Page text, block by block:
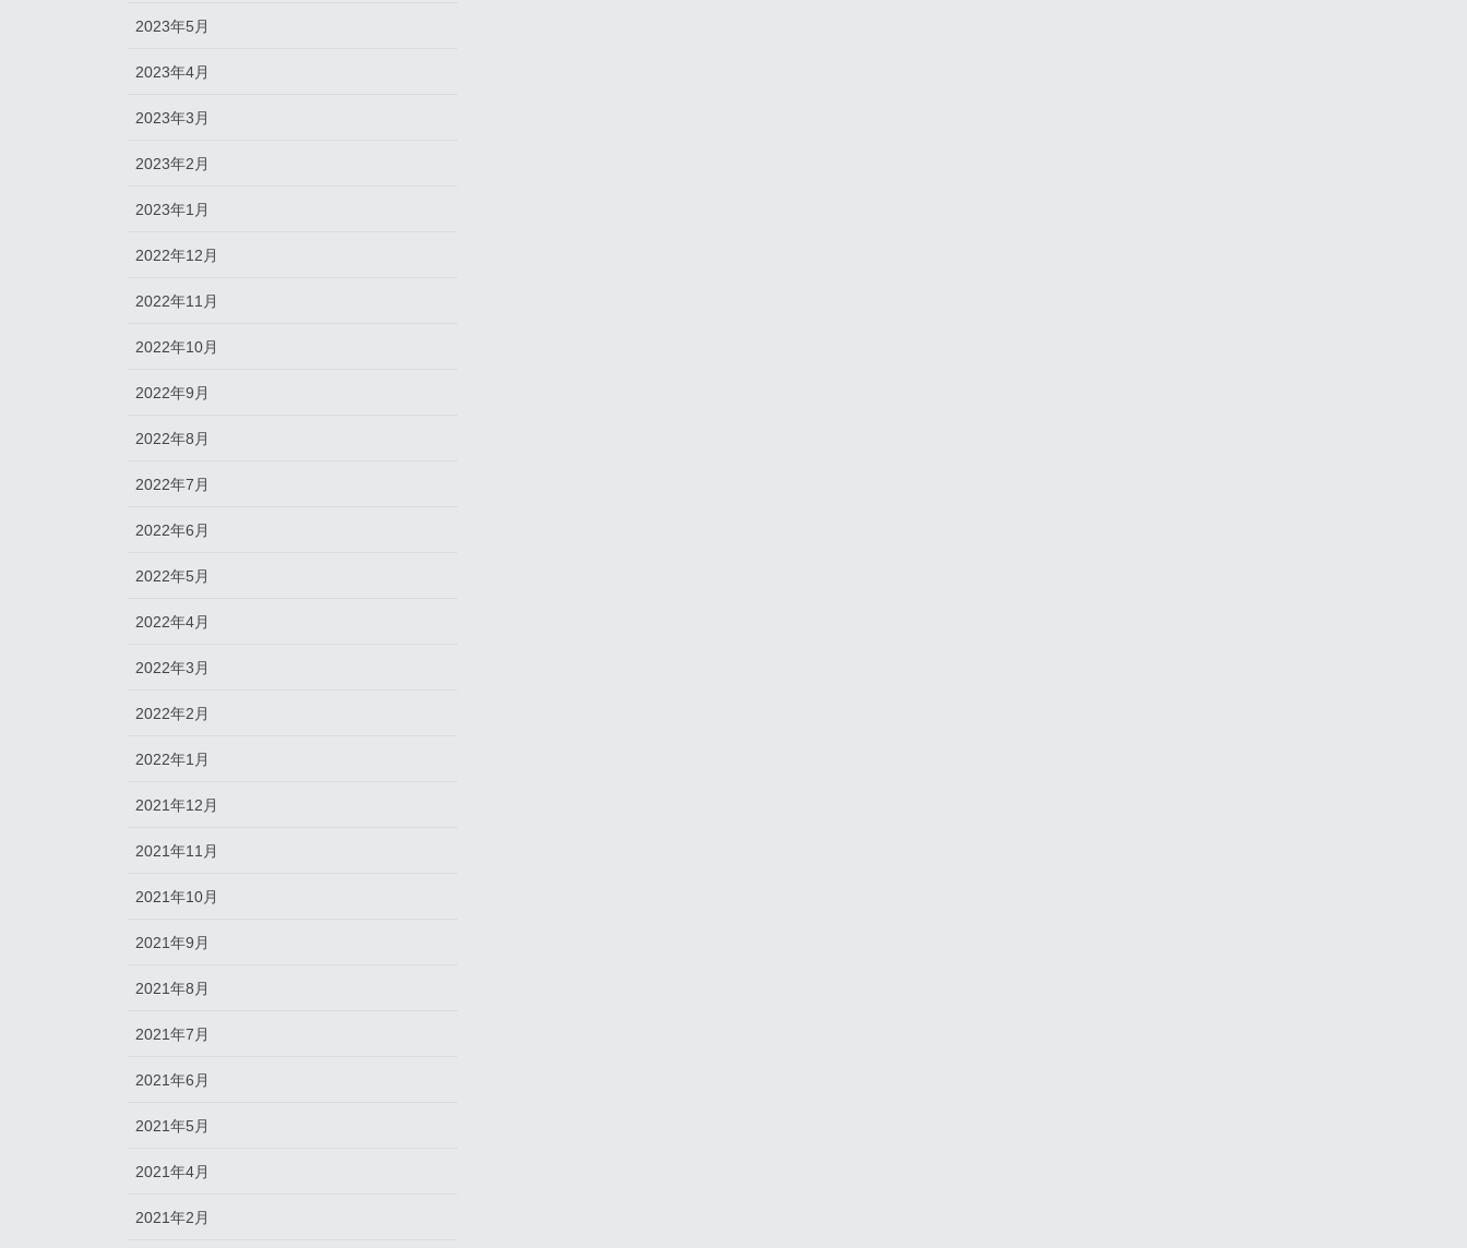
2023年5月
2023年4月
2023年3月
2023年2月
2023年1月
2022年12月
2022年11月
2022年10月
2022年9月
2022年8月
2022年7月
2022年6月
2022年5月
2022年4月
2022年3月
2022年2月
2022年1月
2021年12月
2021年11月
2021年10月
2021年9月
2021年8月
2021年7月
2021年6月
2021年5月
2021年4月
2021年2月